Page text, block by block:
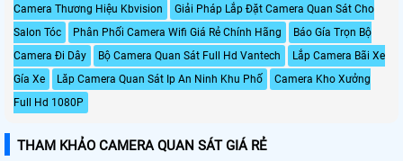
Camera Thương Hiệu Kbvision
Giải Pháp Lắp Đặt Camera Quan Sát Cho
Salon Tóc
Phân Phối Camera Wifi Giá Rẻ Chính Hãng
Báo Gía Trọn Bộ
Camera Đi Dây
Bộ Camera Quan Sát Full Hd Vantech
Lắp Camera Bãi Xe
Gía Xe
Lăp Camera Quan Sát Ip An Ninh Khu Phố
Camera Kho Xưởng
Full Hd 1080P
THAM KHẢO CAMERA QUAN SÁT GIÁ RẺ